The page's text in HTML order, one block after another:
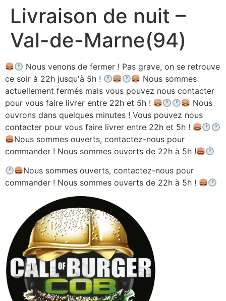
Aller
contenu
Livraison de nuit –
Val-de-Marne(94)
Nous venons de fermer ! Pas grave, on se retrouve
ce soir à 22h jusqu'à 5h !
Nous sommes
actuellement fermés mais vous pouvez nous contacter
pour vous faire livrer entre 22h et 5h !
Nous
ouvrons dans quelques minutes ! Vous pouvez nous
contacter pour vous faire livrer entre 22h et 5h !
Nous sommes ouverts, contactez-nous pour
commander ! Nous sommes ouverts de 22h à 5h !
Nous sommes ouverts, contactez-nous pour
commander ! Nous sommes ouverts de 22h à 5h !